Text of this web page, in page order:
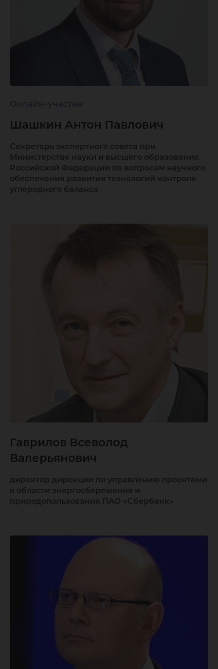
Шашкин Антон Павлович
Секретарь экспертного совета при
Министерстве науки и высшего образования
Российской Федерации по вопросам научного
обеспечения развития технологий контроля
углеродного баланса
Гаврилов Всеволод
Валерьянович
директор дирекции по управлению проектами
в области энергосбережения и
природопользования ПАО «Сбербанк»